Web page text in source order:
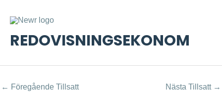
REDOVISNINGSEKONOM
← Föregående Tillsatt Nästa Tillsatt →